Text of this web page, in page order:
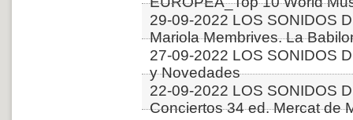
29-09-2022 LOS SONIDOS
Mariola Membrives. La
27-09-2022 LOS SONIDOS
y Novedades
22-09-2022 LOS SONIDOS
Conciertos 34 ed. Mercat de